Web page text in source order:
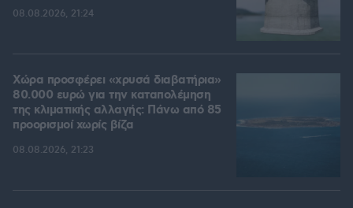
08.08.2026, 21:24
Χώρα προσφέρει «χρυσά διαβατήρια»
80.000 ευρώ για την καταπολέμηση
της κλιματικής αλλαγής: Πάνω από 85
προορισμοί χωρίς βίζα
08.08.2026, 21:23